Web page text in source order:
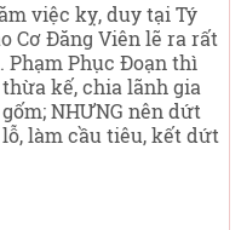
việc kỵ, duy tại Tý
Cơ Đăng Viên lẽ ra rất
Phục Đoạn thì
kế, chia lãnh gia
NHƯNG nên dứt
làm cầu tiêu, kết dứt